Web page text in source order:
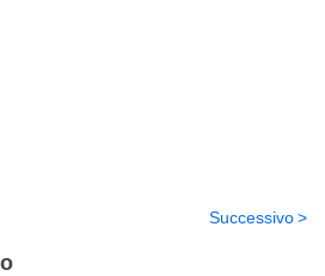
Successivo